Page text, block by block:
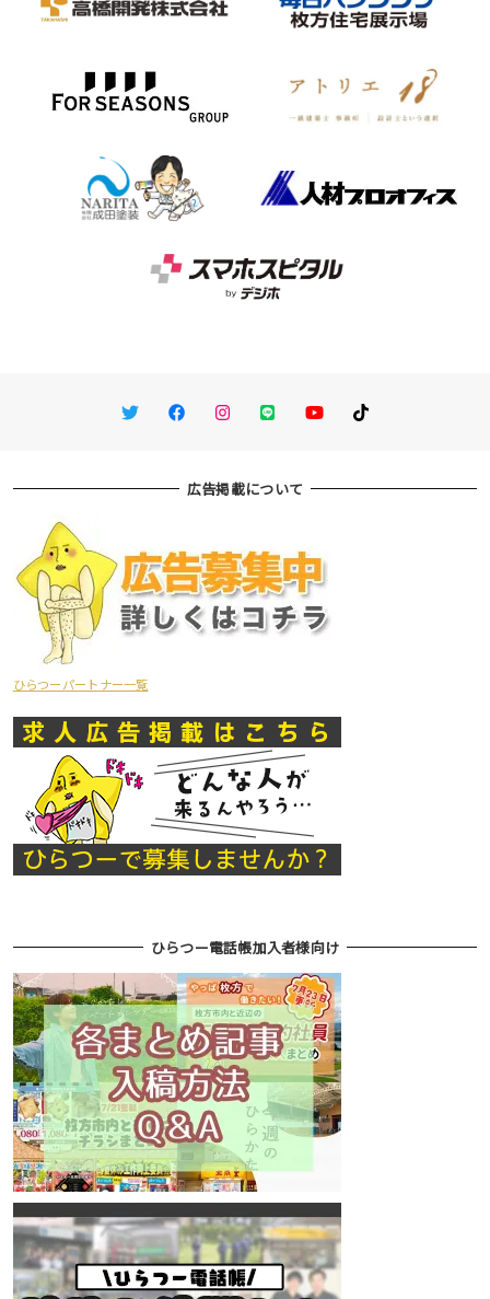
TwitterFacebookInstagram
LINE You TubeTikTok
広告掲載について
ひらつーパートナー一覧
ひらつー電話帳加入者様向け